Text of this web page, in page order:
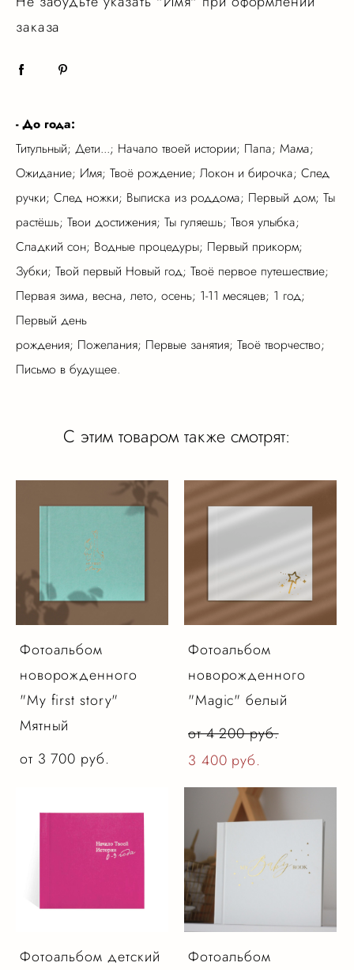
заказа
- До года:
Титульный; Дети...; Начало твоей истории; Папа; Мама;
Ожидание; Имя; Твоё рождение; Локон и бирочка; След
ручки; След ножки; Выписка из роддома; Первый дом; Ты
растёшь; Твои достижения; Ты гуляешь; Твоя улыбка;
Сладкий сон; Водные процедуры; Первый прикорм;
Зубки; Твой первый Новый год; Твоё первое путешествие;
Первая зима, весна, лето, осень; 1-11 месяцев; 1 год;
Первый день
рождения; Пожелания; Первые занятия; Твоё творчество;
Письмо в будущее.
С этим товаром также смотрят:
Фотоальбом
новорожденного
"My first story"
Мятный
от 3 700 pуб.
Фотоальбом
новорожденного
"Magic" белый
от 4 200 pуб.
3 400 pуб.
Фотоальбом детский
Фотоальбом